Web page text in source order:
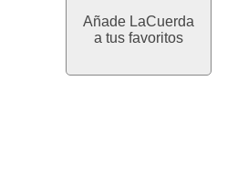
Añade LaCuerda
a tus favoritos